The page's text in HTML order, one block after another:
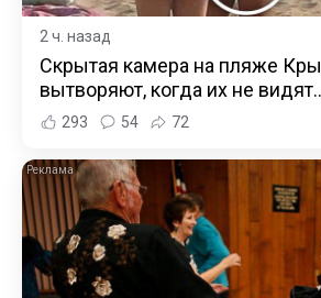
2 ч. назад
Скрытая камера на пляже
вытворяют, когда их не
293 54 72